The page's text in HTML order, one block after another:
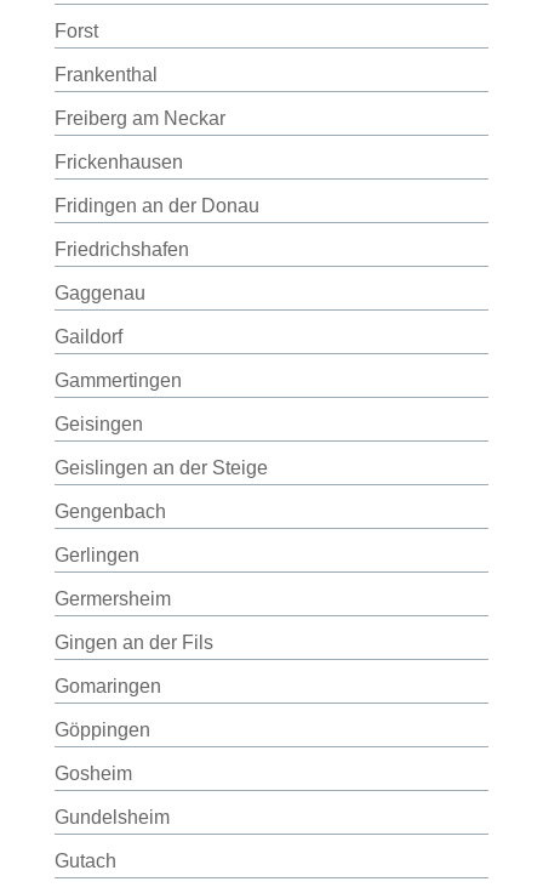
Forst
Frankenthal
Freiberg am Neckar
Frickenhausen
Fridingen an der Donau
Friedrichshafen
Gaggenau
Gaildorf
Gammertingen
Geisingen
Geislingen an der Steige
Gengenbach
Gerlingen
Germersheim
Gingen an der Fils
Gomaringen
Göppingen
Gosheim
Gundelsheim
Gutach